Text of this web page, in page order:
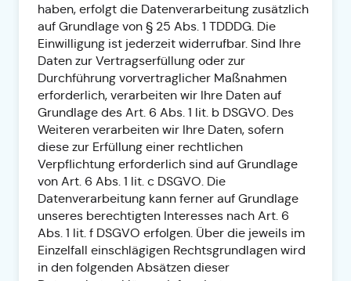
haben, erfolgt die Datenverarbeitung zusätzlich
auf Grundlage von § 25 Abs. 1 TDDDG. Die
Einwilligung ist jederzeit widerrufbar. Sind Ihre
Daten zur Vertragserfüllung oder zur
Durchführung vorvertraglicher Maßnahmen
erforderlich, verarbeiten wir Ihre Daten auf
Grundlage des Art. 6 Abs. 1 lit. b DSGVO. Des
Weiteren verarbeiten wir Ihre Daten, sofern
diese zur Erfüllung einer rechtlichen
Verpflichtung erforderlich sind auf Grundlage
von Art. 6 Abs. 1 lit. c DSGVO. Die
Datenverarbeitung kann ferner auf Grundlage
unseres berechtigten Interesses nach Art. 6
Abs. 1 lit. f DSGVO erfolgen. Über die jeweils im
Einzelfall einschlägigen Rechtsgrundlagen wird
in den folgenden Absätzen dieser